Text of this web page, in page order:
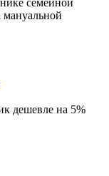
дешевле на 5%